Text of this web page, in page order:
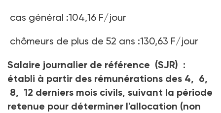
cas général :104,16 F/jour
chômeurs de plus de 52 ans :130,63 F/jour
Salaire journalier de référence (SJR) :
établi à partir des rémunérations des 4, 6,
8, 12 derniers mois civils, suivant la période
retenue pour déterminer l'allocation (non